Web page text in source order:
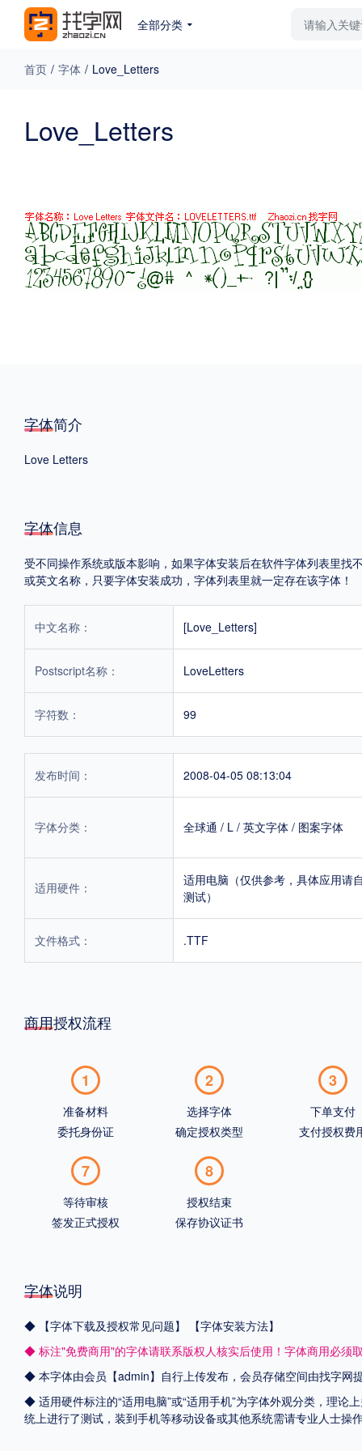
全部分类
免费下载 收费下载
硬笔手写 更多
.TTF
中国大陆
首页 / 字体 / Love_Letters
Love_Letters
字体简介
Love Letters
字体信息
受不同操作系统或版本影响，如果字体安装后在软件字体列表里
或英文名称，只要字体安装成功，字体列表里就一定存在该字体！
中文名称： [Love_Letters]
Postscript名称： LoveLetters
字符数： 99
发布时间： 2008-04-05 08:13:04
字体分类： 全球通 / L / 英文字体 / 图案字体
适用硬件：
适用电脑（仅供参考，具体应用请
测试）
文件格式： .TTF
商用授权流程
1
准备材料
委托身份证
2
选择字体
确定授权类型
3
下单支付
支付授权费
7
等待审核
签发正式授权
8
授权结束
保存协议证书
字体说明
◆ 【字体下载及授权常见问题】
【字体安装方法】
◆ 标注"免费商用"的字体请联系版权人核实后使用！字体商用必须
◆ 本字体由会员【admin】自行上传发布，会员存储空间由找字网
◆ 适用硬件标注的“适用电脑”或“适用手机”为字体外观分类，理论
统上进行了测试，装到手机等移动设备或其他系统需请专业人士